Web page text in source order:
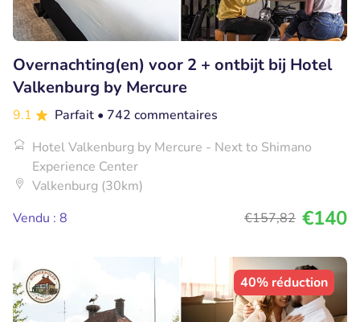
Overnachting(en) voor 2 + ontbijt bij Hotel
Valkenburg by Mercure
9.1 Parfait • 742 commentaires
Hotel Valkenburg by Mercure - Next to Shimano
Experience Center
Valkenburg (30km)
Vendu : 8
€157,82 €140
40% réduction